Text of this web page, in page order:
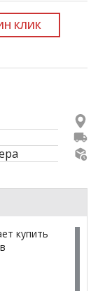
КЛИК
купить